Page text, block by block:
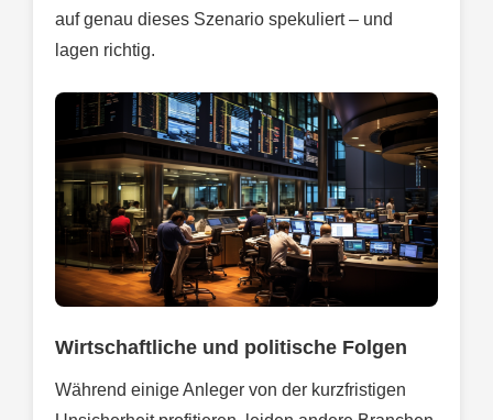
auf genau dieses Szenario spekuliert – und
lagen richtig.
Wirtschaftliche und politische Folgen
Während einige Anleger von der kurzfristigen